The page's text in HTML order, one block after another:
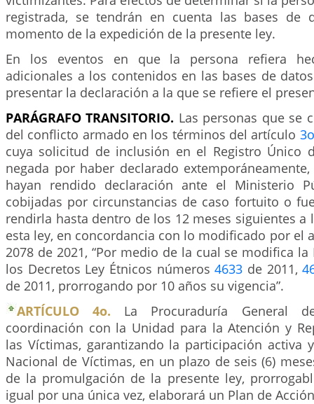
registrada, se tendrán en cuenta las bases de
momento de la expedición de la presente ley.
En los eventos en que la persona refiera
adicionales a los contenidos en las bases de
presentar la declaración a la que se refiere el
PARÁGRAFO TRANSITORIO. Las personas que se
del conflicto armado en los términos del artículo 3o
cuya solicitud de inclusión en el Registro Único
negada por haber declarado
hayan rendido declaración ante el Ministerio
cobijadas por circunstancias de caso fortuito o
rendirla hasta dentro de los 12 meses siguientes a
esta ley, en concordancia con lo modificado por el
2078 de 2021, “Por medio de la cual se modifica
los Decretos Ley Étnicos números4633 de 2011,
de 2011, prorrogando por 10 años su vigencia”.
ARTÍCULO 4o. La Procuraduría General
coordinación con la Unidad para la Atención y
las Víctimas, garantizando la participación activa
Nacional de Víctimas, en un plazo de seis (6)
de la promulgación de la presente ley,
igual por una única vez, elaborará un Plan de